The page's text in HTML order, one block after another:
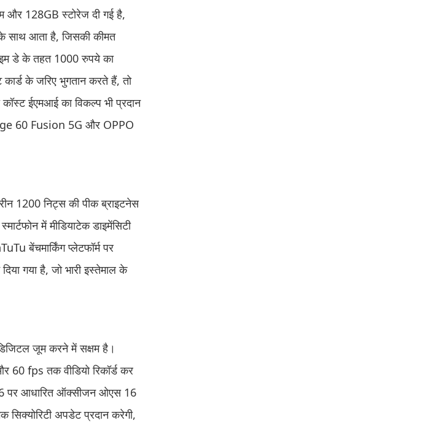
और 128GB स्टोरेज दी गई है,
साथ आता है, जिसकी कीमत
डे के तहत 1000 रुपये का
के जरिए भुगतान करते हैं, तो
ईएमआई का विकल्प भी प्रदान
60 Fusion 5G और OPPO
1200 निट्स की पीक ब्राइटनेस
में मीडियाटेक डाइमेंसिटी
बेंचमार्किंग प्लेटफॉर्म पर
गया है, जो भारी इस्तेमाल के
जूम करने में सक्षम है।
fps तक वीडियो रिकॉर्ड कर
पर आधारित ऑक्सीजन ओएस 16
अपडेट प्रदान करेगी,